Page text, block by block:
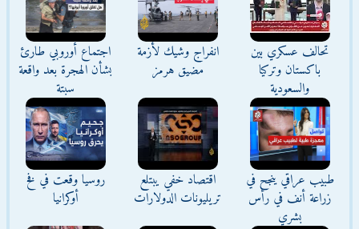
تحالف عسكري بين
باكستان وتركيا
والسعودية
انفراج وشيك لأزمة
مضيق هرمز
اجتماع أوروبي طارئ
بشأن الهجرة بعد واقعة
سبتة
طبيب عراقي ينجح في
زراعة أنف في رأس
بشري
اقتصاد خفي يبتلع
تريليونات الدولارات
روسيا وقعت في فخ
أوكرانيا